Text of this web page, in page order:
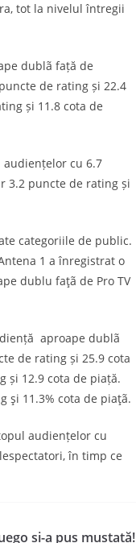
tot la nivelul întregii
dublã față de
de rating și 22.4
și 11.8 cota de
cu 6.7
3.2 puncte de rating și
categoriile de public.
1 a înregistrat o
dublu faţã de Pro TV
aproape dublã
de rating și 25.9 cota
și 12.9 cota de piață.
şi 11.3% cota de piaţã.
audiențelor cu
în timp ce
și-a pus mustață!